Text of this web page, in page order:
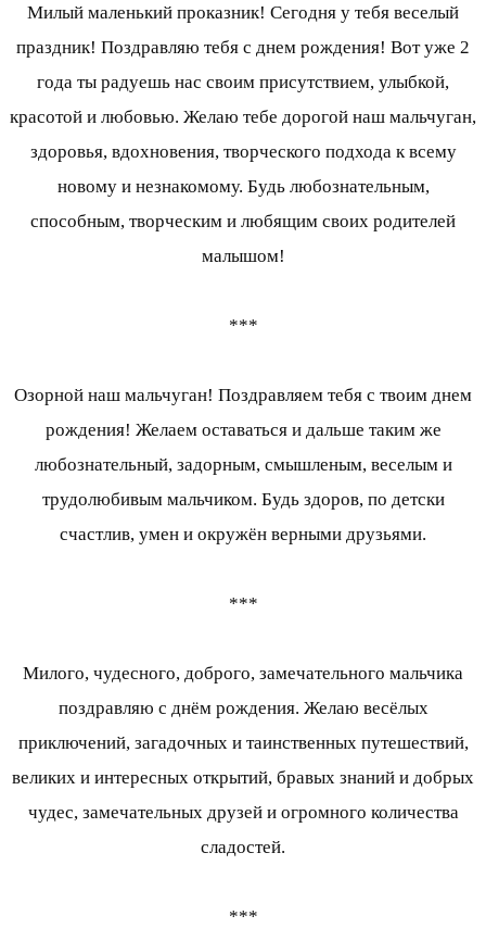
Милый маленький проказник! Сегодня у тебя веселый
праздник! Поздравляю тебя с днем рождения! Вот уже 2
года ты радуешь нас своим присутствием, улыбкой,
красотой и любовью. Желаю тебе дорогой наш мальчуган,
здоровья, вдохновения, творческого подхода к всему
новому и незнакомому. Будь любознательным,
способным, творческим и любящим своих родителей
малышом!
***
Озорной наш мальчуган! Поздравляем тебя с твоим днем
рождения! Желаем оставаться и дальше таким же
любознательный, задорным, смышленым, веселым и
трудолюбивым мальчиком. Будь здоров, по детски
счастлив, умен и окружён верными друзьями.
***
Милого, чудесного, доброго, замечательного мальчика
поздравляю с днём рождения. Желаю весёлых
приключений, загадочных и таинственных путешествий,
великих и интересных открытий, бравых знаний и добрых
чудес, замечательных друзей и огромного количества
сладостей.
***